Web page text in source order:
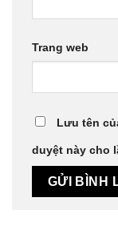
Trang web
Lưu tên
duyệt này cho